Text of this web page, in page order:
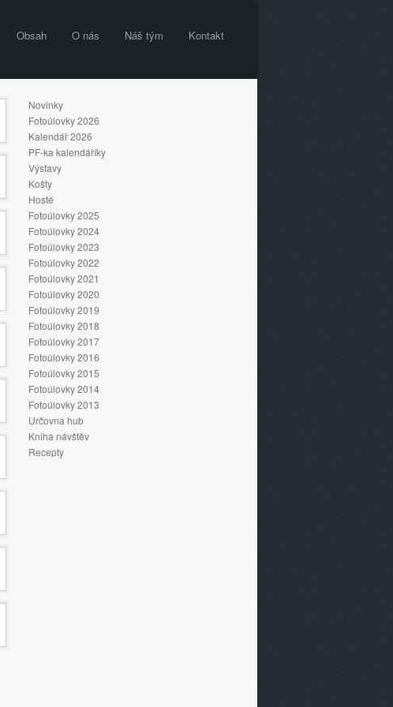
Obsah O nás Náš tým Kontakt
Novinky
Fotoúlovky 2026
Kalendář 2026
PF-ka kalendáříky
Výstavy
Košty
Hosté
Fotoúlovky 2025
Fotoúlovky 2024
Fotoúlovky 2023
Fotoúlovky 2022
Fotoúlovky 2021
Fotoúlovky 2020
Fotoúlovky 2019
Fotoúlovky 2018
Fotoúlovky 2017
Fotoúlovky 2016
Fotoúlovky 2015
Fotoúlovky 2014
Fotoúlovky 2013
Určovna hub
Kniha návštěv
Recepty